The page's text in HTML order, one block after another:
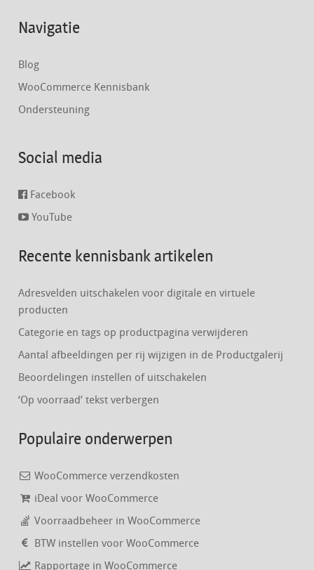
Navigatie
Blog
WooCommerce Kennisbank
Ondersteuning
Social media
Facebook
YouTube
Recente kennisbank artikelen
Adresvelden uitschakelen voor digitale en virtuele
producten
Categorie en tags op productpagina verwijderen
Aantal afbeeldingen per rij wijzigen in de Productgalerij
Beoordelingen instellen of uitschakelen
‘Op voorraad’ tekst verbergen
Populaire onderwerpen
WooCommerce verzendkosten
iDeal voor WooCommerce
Voorraadbeheer in WooCommerce
BTW instellen voor WooCommerce
Rapportage in WooCommerce